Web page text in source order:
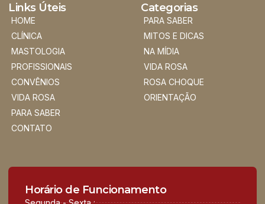
Links Úteis
HOME
CLÍNICA
MASTOLOGIA
PROFISSIONAIS
CONVÊNIOS
VIDA ROSA
PARA SABER
CONTATO
Categorias
PARA SABER
MITOS E DICAS
NA MÍDIA
VIDA ROSA
ROSA CHOQUE
ORIENTAÇÃO
Horário de Funcionamento